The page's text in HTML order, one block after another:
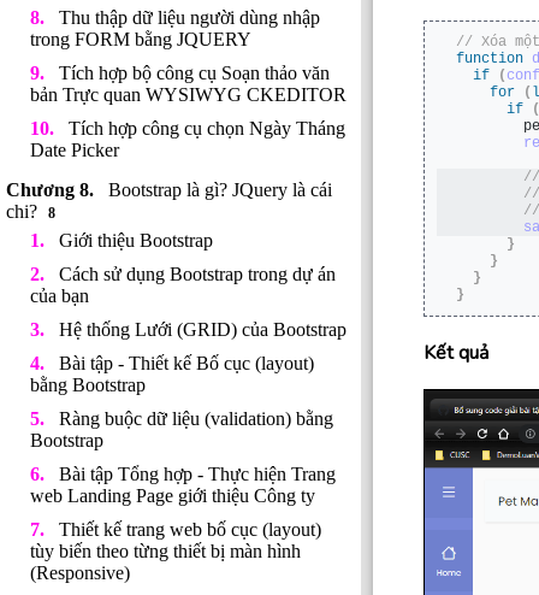
Thu thập dữ liệu người dùng nhập
trong FORM bằng JQUERY
Tích hợp bộ công cụ Soạn thảo văn
bản Trực quan WYSIWYG CKEDITOR
Tích hợp công cụ chọn Ngày Tháng
Date Picker
Bootstrap là gì? JQuery là cái
chi?
8
Giới thiệu Bootstrap
Cách sử dụng Bootstrap trong dự án
của bạn
Hệ thống Lưới (GRID) của Bootstrap
Bài tập - Thiết kế Bố cục (layout)
bằng Bootstrap
Ràng buộc dữ liệu (validation) bằng
Bootstrap
Bài tập Tổng hợp - Thực hiện Trang
web Landing Page giới thiệu Công ty
Thiết kế trang web bố cục (layout)
tùy biến theo từng thiết bị màn hình
(Responsive)
// Xóa
function
if
(
for
(
if
(
//
//
//
}
}
}
}
Kết quả